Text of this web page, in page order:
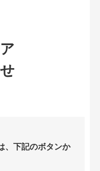
、下記のボタンか